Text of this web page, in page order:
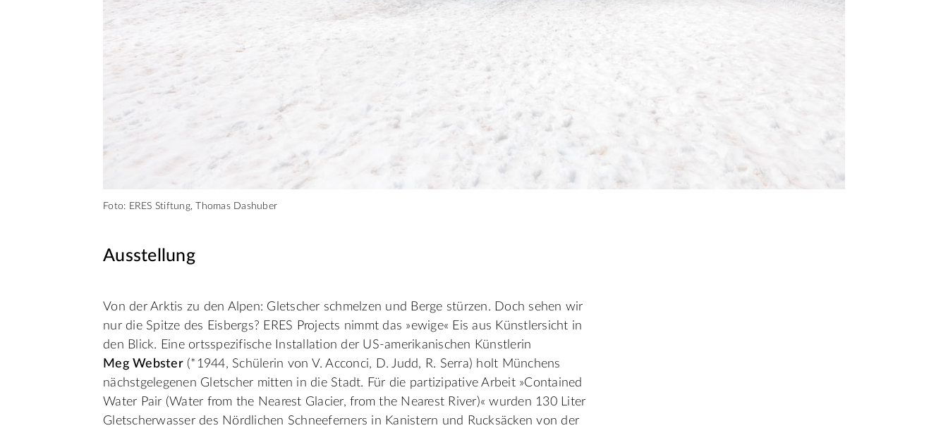
Foto: ERES Stiftung, Thomas Dashuber
Ausstellung
Von der Arktis zu den Alpen: Gletscher schmelzen und Berge stürzen. Doch sehen wir
nur die Spitze des Eisbergs? ERES Projects nimmt das »ewige« Eis aus Künstlersicht in
den Blick. Eine ortsspezifische Installation der US-amerikanischen Künstlerin
Meg Webster(*1944, Schülerin von V. Acconci, D. Judd, R. Serra) holt Münchens
nächstgelegenen Gletscher mitten in die Stadt. Für die partizipative Arbeit »Contained
Water Pair (Water from the Nearest Glacier, from the Nearest River)« wurden 130 Liter
Gletscherwasser des Nördlichen Schneeferners in Kanistern und Rucksäcken von der